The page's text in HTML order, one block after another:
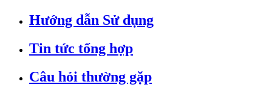
Hướng dẫn Sử dụng
Tin tức tổng hợp
Câu hỏi thường gặp